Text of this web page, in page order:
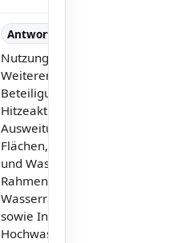
Antworttext
Nutzung und
Weiterentwicklung von
Beteiligungsprozessen zum
Hitzeaktionsplan,
Ausweitung naturnaher
Flächen, Renaturierungen
und Wasser-Rückhalt im
Rahmen der
Wasserrahmen-richtlinie
sowie Intensivierung des
Hochwasserschutzes.